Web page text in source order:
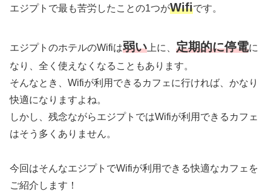
エジプトで最も苦労したことの1つがWifiです。
エジプトのホテルのWifiは弱い 上に、 定期的に停電に
なり、全く使えなくなることもあります。
そんなとき、Wifiが利用できるカフェに行ければ、かなり
快適になりますよね。
しかし、残念ながらエジプトではWifiが利用できるカフェ
はそう多くありません。
今回はそんなエジプトでWifiが利用できる快適なカフェを
ご紹介します！